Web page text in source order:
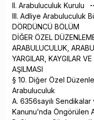
II. Arabuluculuk Kurulu
III. Adliye Arabuluculuk
DÖRDÜNCÜ BÖLÜM
DİĞER ÖZEL
ARABULUCULUK,
YARGILAR, KAYGILAR
AŞILMASI
§ 10. Diğer Özel
Arabuluculuk
A. 6356sayılı
Kanunu’nda Öngörülen